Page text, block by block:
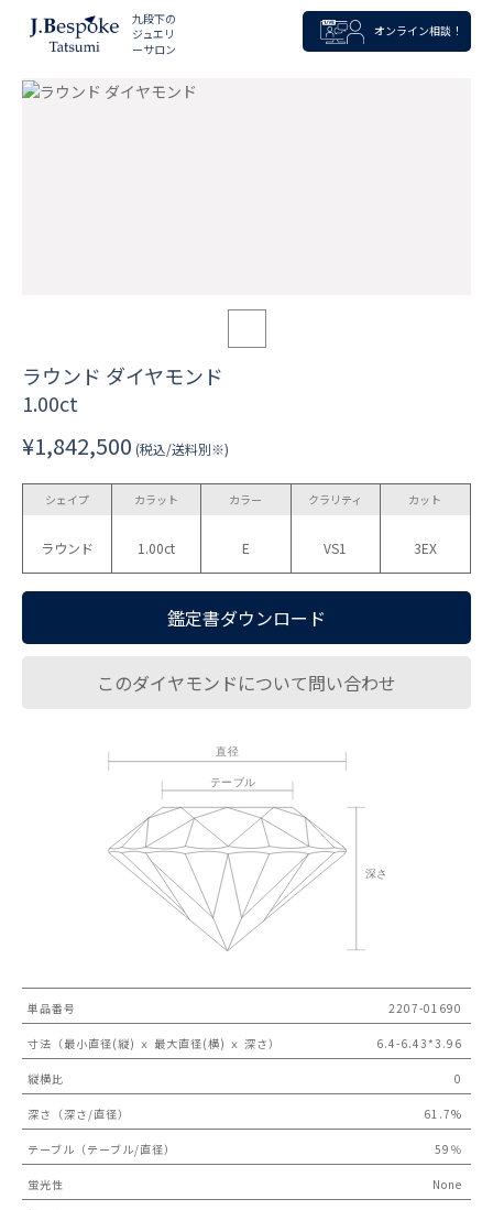
九段下の
ジュエリ
ーサロン
オンライン相談！
ラウンド ダイヤモンド
1.00ct
¥1,842,500 (税込/送料別※)
シェイプ
ラウンド
カラット
1.00ct
カラー
E
クラリティ
VS1
カット
3EX
鑑定書ダウンロード
このダイヤモンドについて問い合わせ
単品番号 2207-01690
寸法（最小直径(縦) ｘ 最大直径(横) ｘ 深さ） 6.4-6.43*3.96
縦横比 0
深さ（深さ/直径） 61.7%
テーブル（テーブル/直径） 59％
蛍光性 None